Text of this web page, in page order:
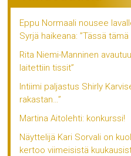
Eppu Normaali nousee
Syrjä haikeana: ”Tässä
Rita Niemi-Manninen
laitettiin tissit”
Intiimi paljastus Shirly
rakastan…”
Martina Aitolehti: konkurssi!
Näyttelijä Kari Sorvali on
kertoo viimeisistä